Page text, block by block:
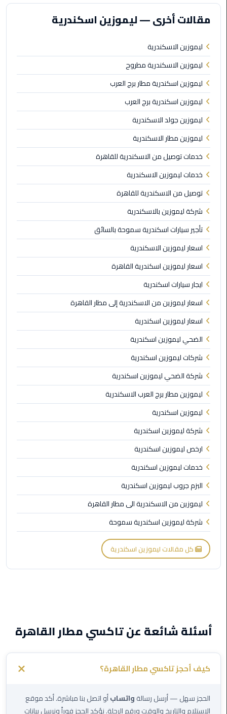
ليموزين
القاهرة
ليموزين
مطار
برج
العرب
ليموزين
المطار
الخط
الساخن
ليموزين
مطار
العلمين
ليموزين
توصيل
المطار
ليموزين
مطار
مرسي
مطروح
ليموزين
مطار
اكتوبر
ليموزين
مطار
الغردقة
ليموزين
مطار
القاهرة
أسعار
ليموزين
مطار
شرم
الشيخ
ليموزين
ليموزين
مطار
مطار
القاهرة
مقالات أخرى — ليموزين اسكندرية
ليموزين الاسكندرية
ليموزين الاسكندرية مطروح
ليموزين اسكندرية مطار برج العرب
ليموزين اسكندرية برج العرب
ليموزين جولد الاسكندرية
ليموزين مطار الاسكندرية
خدمات توصيل من الاسكندرية للقاهرة
خدمات ليموزين الاسكندرية
توصيل من الاسكندرية للقاهرة
شركة ليموزين بالاسكندرية
تأجير سيارات اسكندرية سموحة بالسائق
اسعار ليموزين الاسكندرية
اسعار ليموزين اسكندرية القاهرة
ايجار سيارات اسكندرية
اسعار ليموزين من الاسكندرية إلى مطار القاهرة
اسعار ليموزين اسكندرية
الضحي ليموزين اسكندرية
شركات ليموزين اسكندرية
شركة الضحي ليموزين اسكندرية
ليموزين مطار برج العرب الاسكندرية
ليموزين اسكندرية
شركة ليموزين اسكندرية
ارخص ليموزين اسكندرية
خدمات ليموزين اسكندرية
البزم جروب ليموزين اسكندرية
ليموزين من الاسكندرية الى مطار القاهرة
شركة ليموزين اسكندرية سموحة
كل مقالات ليموزين اسكندرية
أسئلة شائعة عن تاكسي مطار القاهرة
كيف أحجز تاكسي مطار القاهرة؟
الحجز سهل — أرسل رسالةواتسابأو اتصل بنا مباشرة. أكد موقع
الاستلام والتاريخ والوقت ورقم الرحلة. نؤكد الحجز فوراً ونرسل بيانات